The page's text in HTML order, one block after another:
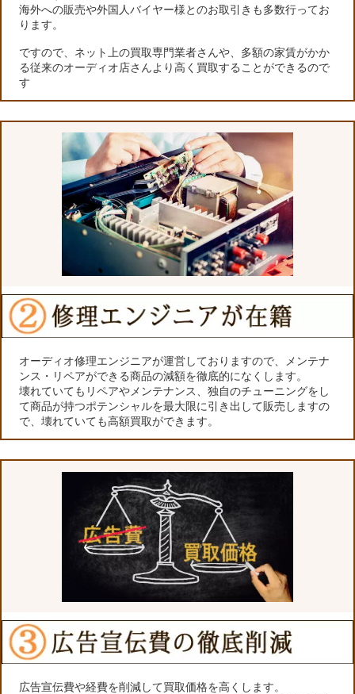
海外への販売や外国人バイヤー様とのお取引きも多数行ってお
ります。
ですので、ネット上の買取専門業者さんや、多額の家賃がかか
る従来のオーディオ店さんより高く買取することができるので
す
オーディオ修理エンジニアが運営しておりますので、メンテナ
ンス・リペアができる商品の減額を徹底的になくします。
壊れていてもリペアやメンテナンス、独自のチューニングをし
て商品が持つポテンシャルを最大限に引き出して販売しますの
で、壊れていても高額買取ができます。
広告宣伝費や経費を削減して買取価格を高くします。